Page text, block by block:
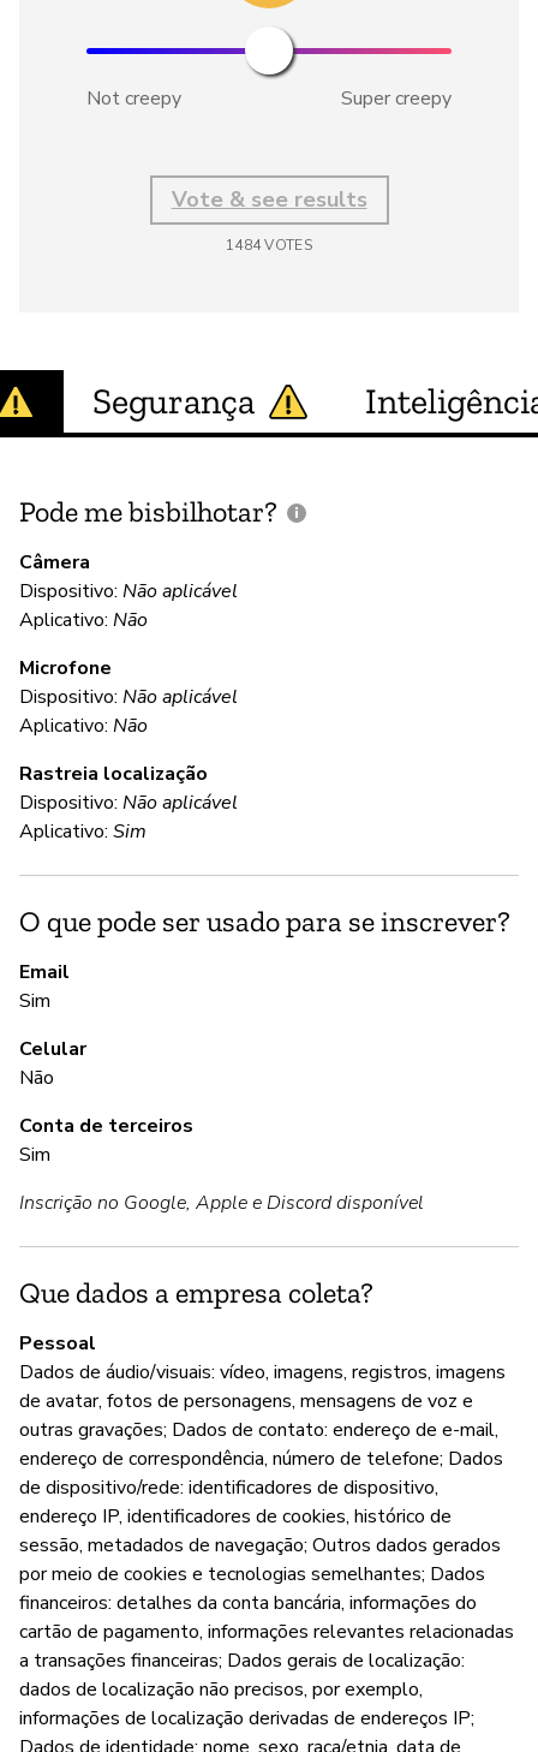
Not creepy Super creepy
Vote & see results
1484VOTES
Segurança
Pode me bisbilhotar?
Câmera
Dispositivo: Não aplicável
Aplicativo: Não
Microfone
Dispositivo: Não aplicável
Aplicativo: Não
Rastreia localização
Dispositivo: Não aplicável
Aplicativo: Sim
O que pode ser usado para se inscrever?
Email
Sim
Celular
Não
Conta de terceiros
Sim
Inscrição no Google, Apple e Discord disponível
Que dados a empresa coleta?
Pessoal
Dados de áudio/visuais: vídeo, imagens, registros, imagens
de avatar, fotos de personagens, mensagens de voz e
outras gravações; Dados de contato: endereço de e-mail,
endereço de correspondência, número de telefone; Dados
de dispositivo/rede: identificadores de dispositivo,
endereço IP, identificadores de cookies, histórico de
sessão, metadados de navegação; Outros dados gerados
por meio de cookies e tecnologias semelhantes; Dados
financeiros: detalhes da conta bancária, informações do
cartão de pagamento, informações relevantes relacionadas
a transações financeiras; Dados gerais de localização:
dados de localização não precisos, por exemplo,
informações de localização derivadas de endereços IP;